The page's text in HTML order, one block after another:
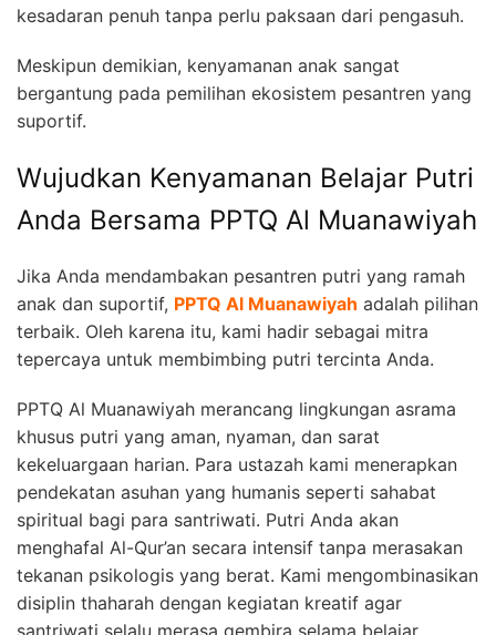
kesadaran penuh tanpa perlu paksaan dari pengasuh.
Meskipun demikian, kenyamanan anak sangat
bergantung pada pemilihan ekosistem pesantren yang
suportif.
Wujudkan Kenyamanan Belajar Putri
Anda Bersama PPTQ Al Muanawiyah
Jika Anda mendambakan pesantren putri yang ramah
anak dan suportif, PPTQ Al Muanawiyah adalah pilihan
terbaik. Oleh karena itu, kami hadir sebagai mitra
tepercaya untuk membimbing putri tercinta Anda.
PPTQ Al Muanawiyah merancang lingkungan asrama
khusus putri yang aman, nyaman, dan sarat
kekeluargaan harian. Para ustazah kami menerapkan
pendekatan asuhan yang humanis seperti sahabat
spiritual bagi para santriwati. Putri Anda akan
menghafal Al-Qur’an secara intensif tanpa merasakan
tekanan psikologis yang berat. Kami mengombinasikan
disiplin thaharah dengan kegiatan kreatif agar